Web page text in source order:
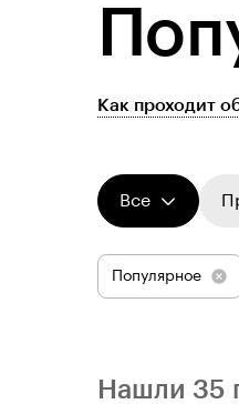
Как проходит
Все
Популярное
Нашли 35